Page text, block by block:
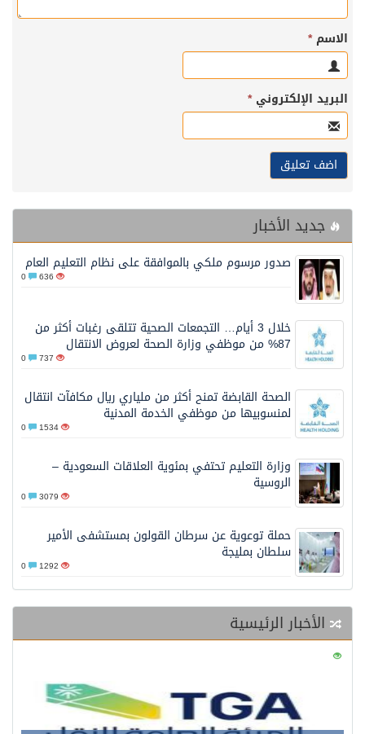
الاسم*
البريد الإلكتروني*
جديد الأخبار
صدور مرسوم ملكي بالموافقة على نظام التعليم العام
636
خلال 3 أيام… التجمعات الصحية تتلقى رغبات أكثر من
87% من موظفي وزارة الصحة لعروض الانتقال
737
الصحة القابضة تمنح أكثر من ملياري ريال مكافآت انتقال
لمنسوبيها من موظفي الخدمة المدنية
1534
وزارة التعليم تحتفي بمئوية العلاقات السعودية –
الروسية
3079
حملة توعوية عن سرطان القولون بمستشفى الأمير
سلطان بمليجة
1292
الأخبار الرئيسية
130